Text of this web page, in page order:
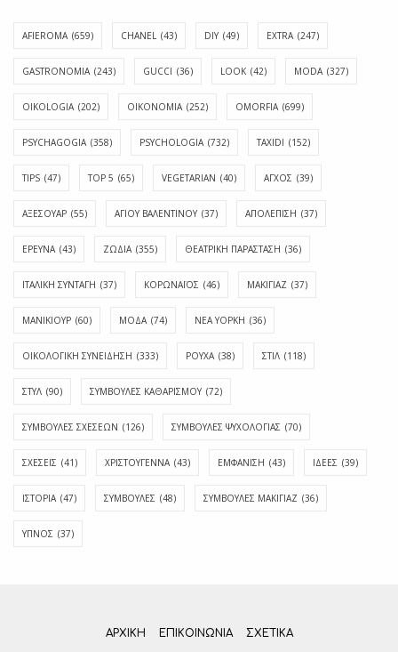
AFIEROMA (659) CHANEL (43) DIY (49) EXTRA (247)
GASTRONOMIA (243) GUCCI (36) LOOK (42) MODA (327)
OIKOLOGIA (202) OIKONOMIA (252) OMORFIA (699)
PSYCHAGOGIA (358) PSYCHOLOGIA (732) TAXIDI (152)
TIPS (47) TOP 5 (65) VEGETARIAN (40) ΑΓΧΟΣ (39)
ΑΞΕΣΟΥΑΡ (55) ΑΓΊΟΥ ΒΑΛΕΝΤΊΝΟΥ (37) ΑΠΟΛΈΠΙΣΗ (37)
ΕΡΕΥΝΑ (43) ΖΩΔΙΑ (355) ΘΕΑΤΡΙΚΗ ΠΑΡΑΣΤΑΣΗ (36)
ΙΤΑΛΙΚΗ ΣΥΝΤΑΓΗ (37) ΚΟΡΩΝΑΪΟΣ (46) ΜΑΚΙΓΙΑΖ (37)
ΜΑΝΙΚΙΟΥΡ (60) ΜΟΔΑ (74) ΝΕΑ ΥΟΡΚΗ (36)
ΟΙΚΟΛΟΓΙΚΗ ΣΥΝΕΙΔΗΣΗ (333) ΡΟΥΧΑ (38) ΣΤΙΛ (118)
ΣΤΥΛ (90) ΣΥΜΒΟΥΛΕΣ ΚΑΘΑΡΙΣΜΟΥ (72)
ΣΥΜΒΟΥΛΕΣ ΣΧΕΣΕΩΝ (126) ΣΥΜΒΟΥΛΕΣ ΨΥΧΟΛΟΓΙΑΣ (70)
ΣΧΕΣΕΙΣ (41) ΧΡΙΣΤΟΥΓΕΝΝΑ (43) ΕΜΦΆΝΙΣΗ (43) ΙΔΈΕΣ (39)
ΙΣΤΟΡΊΑ (47) ΣΥΜΒΟΥΛΈΣ (48) ΣΥΜΒΟΥΛΈΣ ΜΑΚΙΓΙΆΖ (36)
ΎΠΝΟΣ (37)
ΑΡΧΙΚΗ ΕΠΙΚΟΙΝΩΝΊΑ ΣΧΕΤΙΚΆ